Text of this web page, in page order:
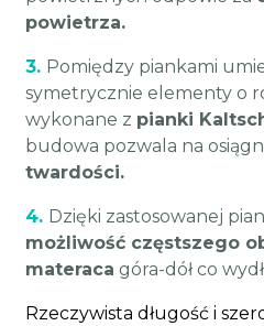
powietrza.
3. Pomiędzy piankami
symetrycznie elementy o
wykonane z pianki
budowa pozwala na
twardości.
4. Dzięki zastosowanej
możliwość częstszego
materaca góra-dół co
Rzeczywista długość i